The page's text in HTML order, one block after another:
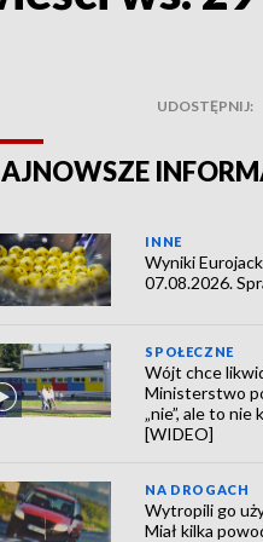
UDOSTĘPNIJ:
INNE
Wyniki
07.08.2026.
SPOŁECZNE
Wójt chce
Ministerstwo
„nie”, ale to nie
[WIDEO]
NA DROGACH
Wytropili go
Miał kilka